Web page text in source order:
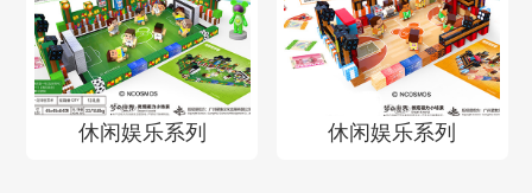
休闲娱乐系列 休闲娱乐系列